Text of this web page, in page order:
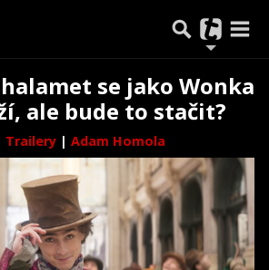
se jako Wonka
ale bude to stačit?
Trailery | Adam Homola